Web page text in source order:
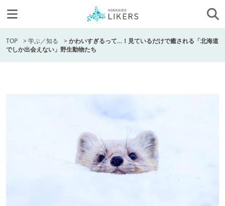
TOP >学ぶ／知る >かわいすぎるって…！見ているだけで癒される「北海道
でしか出会えない」野生動物たち